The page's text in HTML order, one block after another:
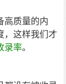
高质量的内
，这样我们才
录率。